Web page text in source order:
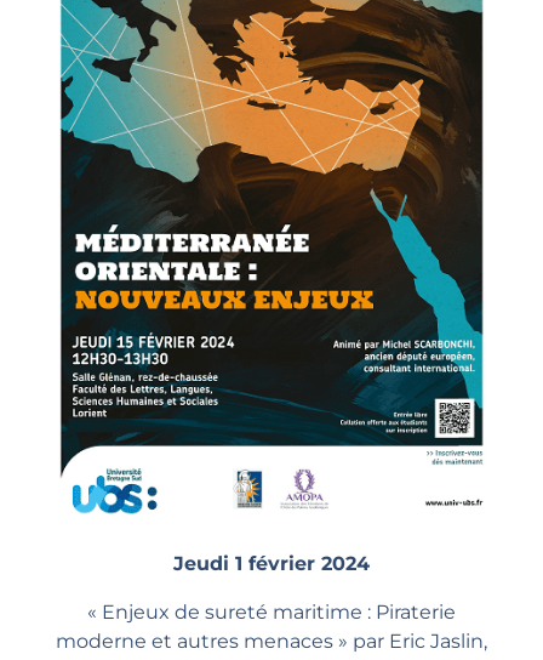
Jeudi 1 février 2024
« Enjeux de sureté maritime : Piraterie
moderne et autres menaces » par Eric Jaslin,